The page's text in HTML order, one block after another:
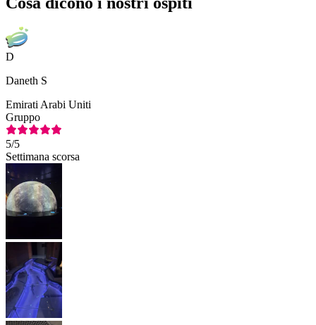
D
Daneth S
Emirati Arabi Uniti
Gruppo
5/5
Settimana scorsa